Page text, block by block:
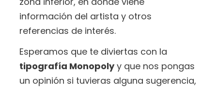
información del artista y otros
referencias de interés.
Esperamos que te diviertas con la
tipografía Monopolyy que nos pongas
un opinión si tuvieras alguna sugerencia,